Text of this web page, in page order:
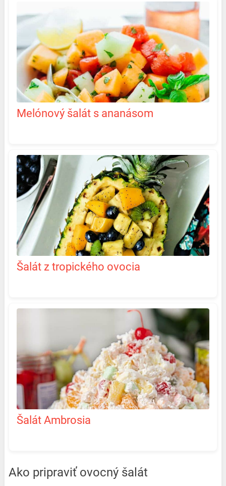
Melónový šalát s ananásom
Šalát z tropického ovocia
Šalát Ambrosia
Ako pripraviť ovocný šalát